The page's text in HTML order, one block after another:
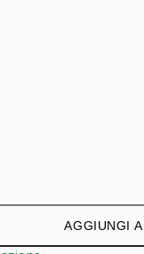
AGGIUNGI